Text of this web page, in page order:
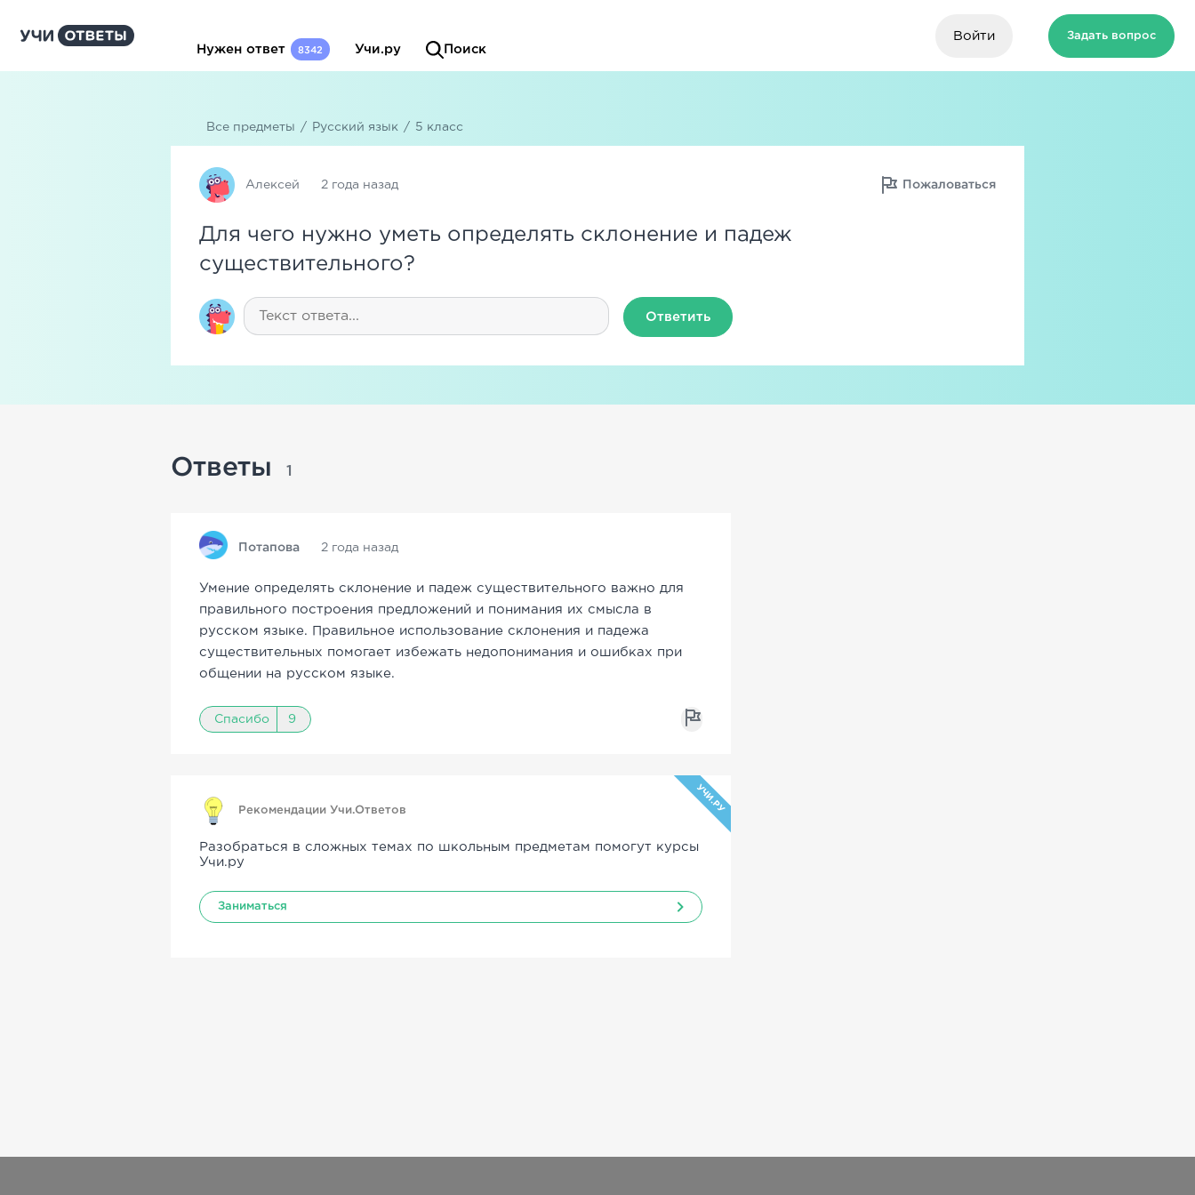
Нужен ответ 8342 Учи.ру Поиск
Войти Задать вопрос
Все предметы / Русский язык / 5 класс
Алексей 2 года назад Пожаловаться
Для чего нужно уметь определять склонение и падеж
существительного?
Ответить
Ответы 1
Потапова 2 года назад
Умение определять склонение и падеж существительного важно для
правильного построения предложений и понимания их смысла в
русском языке. Правильное использование склонения и падежа
существительных помогает избежать недопонимания и ошибках при
общении на русском языке.
Спасибо 9
Рекомендации Учи.Ответов УЧИ.РУ
Разобраться в сложных темах по школьным предметам помогут курсы
Учи.ру
Заниматься